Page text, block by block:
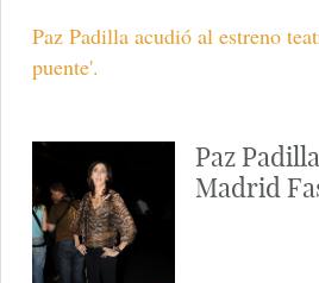
Paz Padilla acudió al estreno
puente'.
Paz
Madrid